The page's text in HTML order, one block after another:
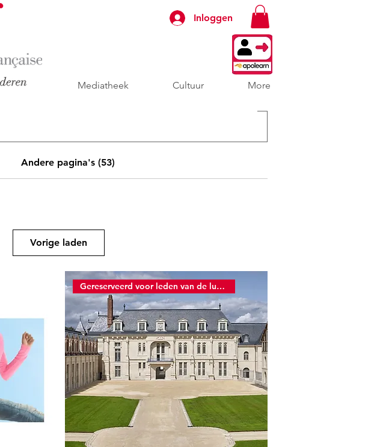
Inloggen
Mediatheek Cultuur More
Andere pagina's (53)
Vorige laden
Gereserveerd voor leden van de luchtmacht.